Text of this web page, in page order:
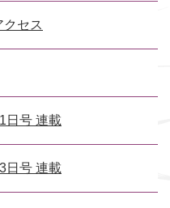
セス
日号 連載
日号 連載